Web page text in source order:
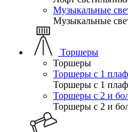
Музыкальные
Музыкальные
Торшеры
Торшеры
Торшеры с 1
Торшеры с 1
Торшеры с 2 и
Торшеры с 2 и